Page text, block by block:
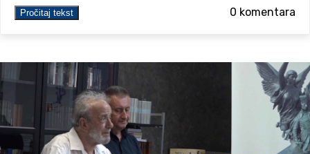
Pročitaj tekst 0 komentara